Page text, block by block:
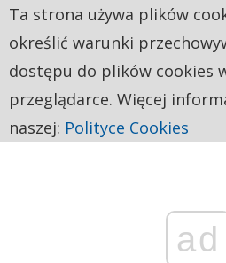
ad
Ta strona używa plików
określić warunki
dostępu do plików cookies
przeglądarce. Więcej
naszej: Polityce Cookies